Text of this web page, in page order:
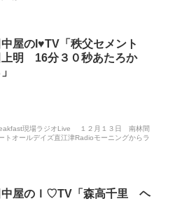
中屋のI♥TV「秩父セメント
上明 16分３０秒あたろか
現場ラジオLive １２月１３日 南林間
オールデイズ直江津Radioモーニングからラ
中屋のＩ♡TV「森高千里 ヘ